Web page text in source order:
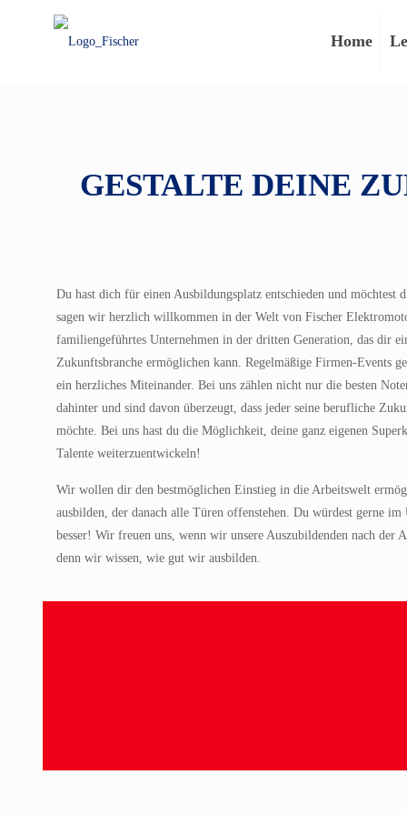
Home
GESTALTE DEINE
Du hast dich für einen Ausbildungsplatz entschieden und möchtest
sagen wir herzlich willkommen in der Welt von Fischer
familiengeführtes Unternehmen in der dritten Generation, das dir
Zukunftsbranche ermöglichen kann. Regelmäßige Firmen-Events
ein herzliches Miteinander. Bei uns zählen nicht nur die besten
dahinter und sind davon überzeugt, dass jeder seine berufliche
möchte. Bei uns hast du die Möglichkeit, deine ganz eigenen
Talente weiterzuentwickeln!
Wir wollen dir den bestmöglichen Einstieg in die Arbeitswelt
ausbilden, der danach alle Türen offenstehen. Du würdest gerne im
besser! Wir freuen uns, wenn wir unsere Auszubildenden nach der
denn wir wissen, wie gut wir ausbilden.